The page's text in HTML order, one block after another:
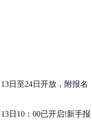
日至24日开放，附报名
日10：00已开启!新手报